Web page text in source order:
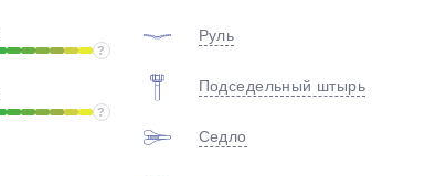
?
?
Руль
Подседельный штырь
Седло